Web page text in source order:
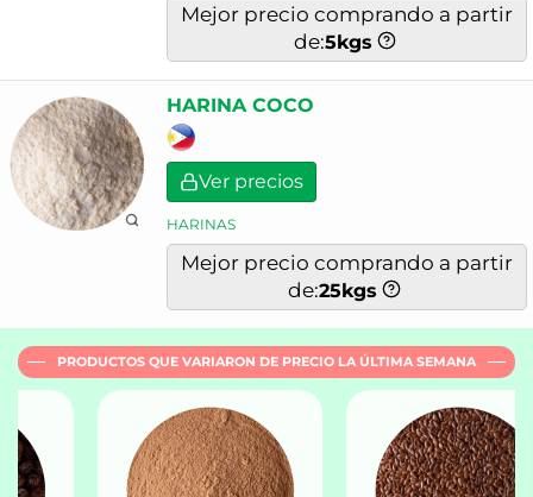
Mejor precio comprando a partir
de:5kgs
HARINA COCO
Ver precios
HARINAS
Mejor precio comprando a partir
de:25kgs
PRODUCTOS QUE VARIARON DE PRECIO LA ÚLTIMA SEMANA